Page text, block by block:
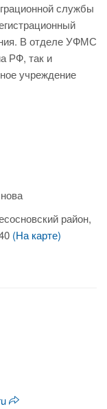
службы
В отделе УФМС
РФ, так и
учреждение
район,
(На карте)